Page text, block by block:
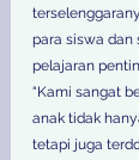
para siswa dan
pelajaran
“Kami sangat
anak tidak
tetapi juga